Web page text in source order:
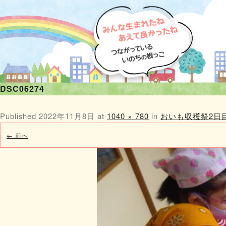
DSC06274
Published 2022年11月8日 at 1040 × 780 in おいも収穫祭2日
← 前へ